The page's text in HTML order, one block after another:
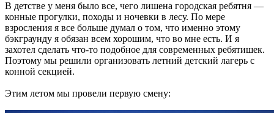
В детстве у меня было все, чего лишена городская ребятня —
конные прогулки, походы и ночевки в лесу. По мере
взросления я все больше думал о том, что именно этому
бэкграунду я обязан всем хорошим, что во мне есть. И я
захотел сделать что-то подобное для современных ребятишек.
Поэтому мы решили организовать летний детский лагерь с
конной секцией.
Этим летом мы провели первую смену: